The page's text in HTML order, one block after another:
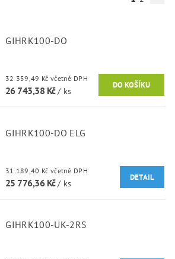
GIHRK100-DO
32 359,49 Kč včetně DPH
26 743,38 Kč/ ks
GIHRK100-DO ELG
31 189,40 Kč včetně DPH
25 776,36 Kč/ ks
DETAIL
GIHRK100-UK-2RS